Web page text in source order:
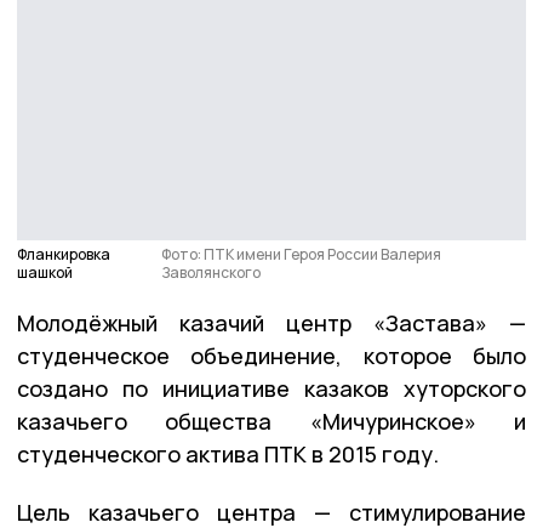
Фланкировка
шашкой
Фото: ПТК имени Героя России Валерия
Заволянского
Молодёжный казачий центр «Застава» —
студенческое объединение, которое было
создано по инициативе казаков хуторского
казачьего общества «Мичуринское» и
студенческого актива ПТК в 2015 году.
Цель казачьего центра — стимулирование